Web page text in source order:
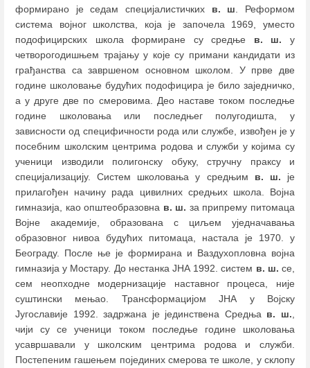
формирано је седам специјалистичких в. ш . Реформом
система војног школства, која је започела 1969, уместо
подофицирских школа формиране су средње в. ш. у
четворогодишњем трајању у које су примани кандидати из
грађанства са завршеном основном школом. У прве две
године школовање будућих подофицира је било заједничко,
а у друге две по смеровима. Део наставе током последње
године школовања или последњег полугодишта, у
зависности од специфичности рода или службе, извођен је у
посебним школским центрима родова и служби у којима су
ученици изводили полигонску обуку, стручну праксу и
специјализацију. Систем школовања у средњим в. ш. је
прилагођен начину рада цивилних средњих школа. Војна
гимназија, као општеобразовна в. ш. за припрему питомаца
Војне академије, образована с циљем уједначавања
образовног нивоа будућих питомаца, настала је 1970. у
Београду. После ње је формирана и Ваздухопловна војна
гимназија у Мостару. До нестанка ЈНА 1992. систем в. ш. се,
сем неопходне модернизације наставног процеса, није
суштински мењао. Трансформацијом ЈНА у Војску
Југославије 1992. задржана је јединствена Средња в. ш.
чији су се ученици током последње године школовања
усавршавали у школским центрима родова и служби.
Постепеним гашењем појединих смерова те школе, у склопу